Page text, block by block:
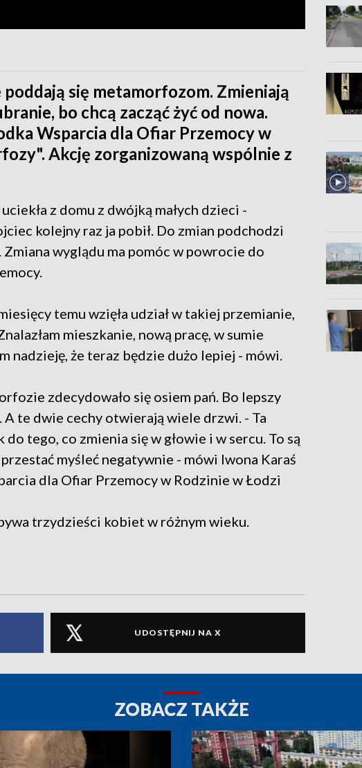
się metamorfozom. Zmieniają
bo chcą zacząć żyć od nowa.
Wsparcia dla Ofiar Przemocy w
Akcję zorganizowaną wspólnie z
z domu z dwójką małych dzieci -
kolejny raz ja pobił. Do zmian podchodzi
wyglądu ma pomóc w powrocie do
temu wzięła udział w takiej przemianie,
mieszkanie, nową pracę, w sumie
nadzieję, że teraz będzie dużo lepiej - mówi.
zdecydowało się osiem pań. Bo lepszy
te dwie cechy otwierają wiele drzwi. - Ta
tego, co zmienia się w głowie i w sercu. To są
myśleć negatywnie - mówi Iwona Karaś
dla Ofiar Przemocy w Rodzinie w Łodzi
trzydzieści kobiet w różnym wieku.
UDOSTĘPNIJ NA X
ZOBACZ TAKŻE